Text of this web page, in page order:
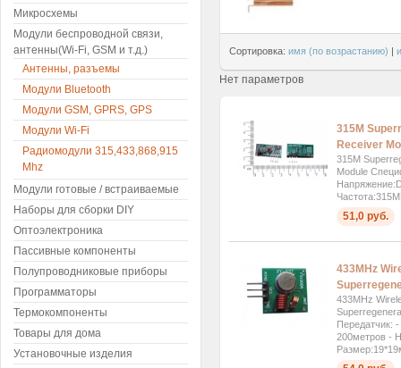
Сортировка: имя (по возрастанию) |
Нет параметров
315M
Receiver
315M
Module
51,0 руб.
433MHz
433MHz
Передатчик:
200метров -
Микросхемы
Модули беспроводной связи,
антенны(Wi-Fi, GSM и т.д.)
Антенны, разъемы
Модули Bluetooth
Модули GSM, GPRS, GPS
Модули Wi-Fi
Радиомодули 315,433,868,915
Mhz
Модули готовые / встраиваемые
Наборы для сборки DIY
Оптоэлектроника
Пассивные компоненты
Полупроводниковые приборы
Программаторы
Термокомпоненты
Товары для дома
Установочные изделия